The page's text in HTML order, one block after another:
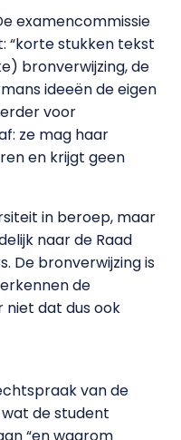
examencommissie
“korte stukken tekst
bronverwijzing, de
ideeën de eigen
voor
ze mag haar
en krijgt geen
in beroep, maar
naar de Raad
De bronverwijzing is
de
dat dus ook
van de
de student